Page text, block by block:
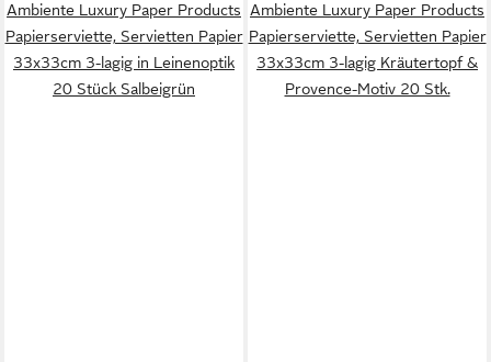
Ambiente Luxury Paper Products
Papierserviette, Servietten Papier
33x33cm 3-lagig in Leinenoptik
20 Stück Salbeigrün
Ambiente Luxury Paper Products
Papierserviette, Servietten Papier
33x33cm 3-lagig Kräutertopf &
Provence-Motiv 20 Stk.